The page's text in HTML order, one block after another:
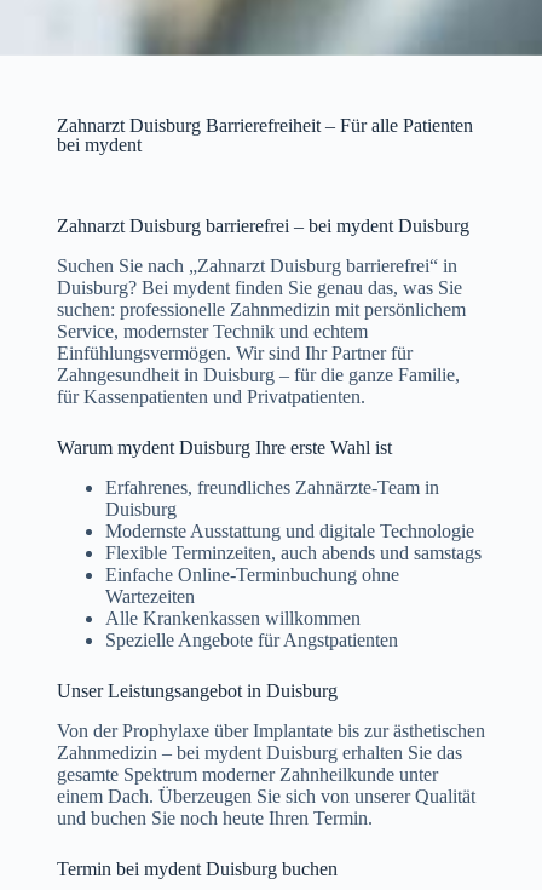
Zahnarzt Duisburg Barrierefreiheit – Für alle Patienten
bei mydent
Zahnarzt Duisburg barrierefrei – bei mydent Duisburg
Suchen Sie nach „Zahnarzt Duisburg barrierefrei“ in
Duisburg? Bei mydent finden Sie genau das, was Sie
suchen: professionelle Zahnmedizin mit persönlichem
Service, modernster Technik und echtem
Einfühlungsvermögen. Wir sind Ihr Partner für
Zahngesundheit in Duisburg – für die ganze Familie,
für Kassenpatienten und Privatpatienten.
Warum mydent Duisburg Ihre erste Wahl ist
Erfahrenes, freundliches Zahnärzte-Team in
Duisburg
Modernste Ausstattung und digitale Technologie
Flexible Terminzeiten, auch abends und samstags
Einfache Online-Terminbuchung ohne
Wartezeiten
Alle Krankenkassen willkommen
Spezielle Angebote für Angstpatienten
Unser Leistungsangebot in Duisburg
Von der Prophylaxe über Implantate bis zur ästhetischen
Zahnmedizin – bei mydent Duisburg erhalten Sie das
gesamte Spektrum moderner Zahnheilkunde unter
einem Dach. Überzeugen Sie sich von unserer Qualität
und buchen Sie noch heute Ihren Termin.
Termin bei mydent Duisburg buchen